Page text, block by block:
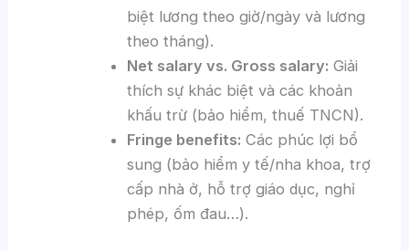
biệt lương theo giờ/ngày và lương
theo tháng).
Net salary vs. Gross salary: Giải
thích sự khác biệt và các khoản
khấu trừ (bảo hiểm, thuế TNCN).
Fringe benefits: Các phúc lợi bổ
sung (bảo hiểm y tế/nha khoa, trợ
cấp nhà ở, hỗ trợ giáo dục, nghỉ
phép, ốm đau…).